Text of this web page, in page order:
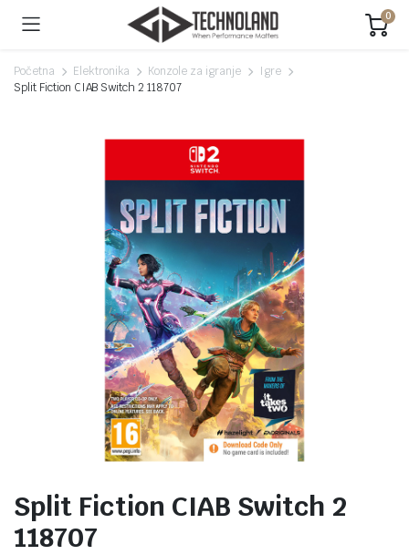
0
Početna Elektronika Konzole za igranje
Igre
Split Fiction CIAB Switch 2 118707
Split Fiction CIAB Switch 2
118707